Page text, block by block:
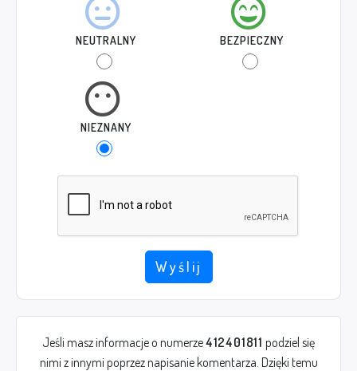
NEUTRALNY BEZPIECZNY
NIEZNANY
Wyślij
Jeśli masz informacje o numerze412401811 podziel się
nimi z innymi poprzez napisanie komentarza. Dzięki temu